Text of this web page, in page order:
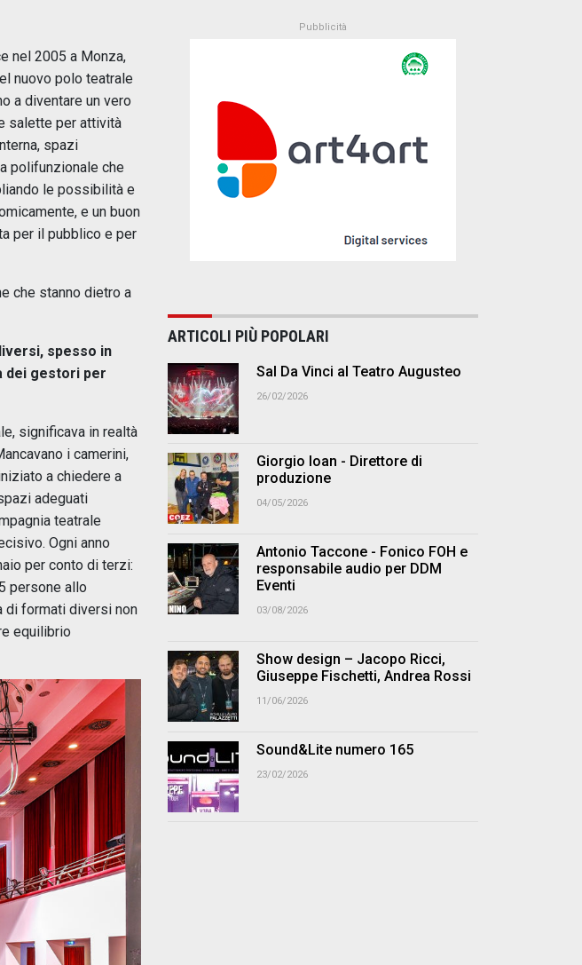
nel 2005 a Monza,
nuovo polo teatrale
a diventare un vero
salette per attività
spazi
polifunzionale che
le possibilità e
e un buon
per il pubblico e per
che stanno dietro a
spesso in
dei gestori per
significava in realtà
i camerini,
a chiedere a
adeguati
teatrale
Ogni anno
per conto di terzi:
persone allo
di formati diversi non
equilibrio
ARTICOLI PIÙ POPOLARI
Sal Da Vinci al Teatro Augusteo
26/02/2026
Giorgio Ioan - Direttore di
produzione
04/05/2026
Antonio Taccone - Fonico FOH e
responsabile audio per DDM
Eventi
03/08/2026
Show design – Jacopo Ricci,
Giuseppe Fischetti, Andrea Rossi
11/06/2026
Sound&Lite numero 165
23/02/2026